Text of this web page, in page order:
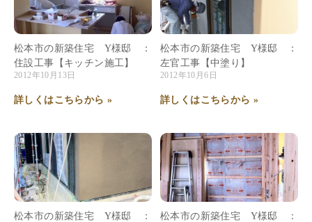
松本市の新築住宅 Y様邸 ：
住設工事【キッチン施工】
2012年10月13日
詳しくはこちらから »
松本市の新築住宅 Y様邸 ：
左官工事【中塗り】
2012年10月6日
詳しくはこちらから »
松本市の新築住宅 Y様邸 ：
松本市の新築住宅 Y様邸 ：